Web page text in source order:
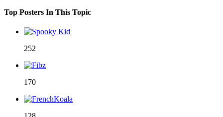
Top Posters In This Topic
252
170